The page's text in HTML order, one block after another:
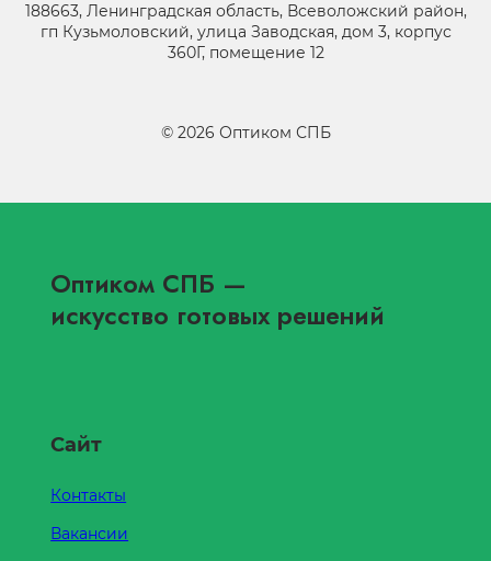
188663, Ленинградская область, Всеволожский район,
гп Кузьмоловский, улица Заводская, дом 3, корпус
360Г, помещение 12
© 2026 Оптиком СПБ
Оптиком СПБ —
искусство готовых решений
Сайт
Контакты
Вакансии